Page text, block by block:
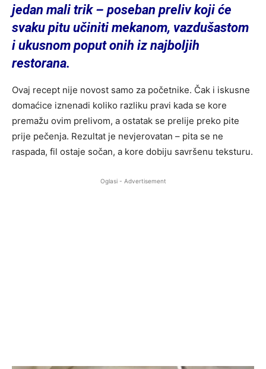
jedan mali trik – poseban preliv koji će
svaku pitu učiniti mekanom, vazdušastom
i ukusnom poput onih iz najboljih
restorana.
Ovaj recept nije novost samo za početnike. Čak i iskusne
domaćice iznenadi koliko razliku pravi kada se kore
premažu ovim prelivom, a ostatak se prelije preko pite
prije pečenja. Rezultat je nevjerovatan – pita se ne
raspada, fil ostaje sočan, a kore dobiju savršenu teksturu.
Oglasi - Advertisement